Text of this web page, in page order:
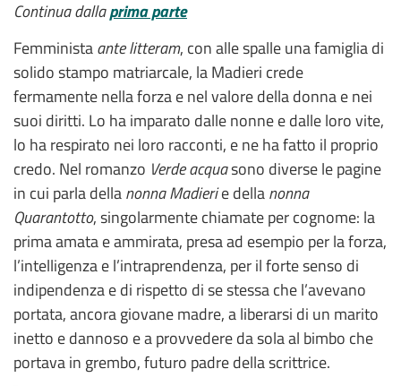
Continua dallaprima parte
Femministaante litteram, con alle spalle una famiglia di
solido stampo matriarcale, la Madieri crede
fermamente nella forza e nel valore della donna e nei
suoi diritti. Lo ha imparato dalle nonne e dalle loro vite,
lo ha respirato nei loro racconti, e ne ha fatto il proprio
credo. Nel romanzo Verde acquasono diverse le pagine
in cui parla dellanonna Madierie dellanonna
Quarantotto, singolarmente chiamate per cognome: la
prima amata e ammirata, presa ad esempio per la forza,
l’intelligenza e l’intraprendenza, per il forte senso di
indipendenza e di rispetto di se stessa che l’avevano
portata, ancora giovane madre, a liberarsi di un marito
inetto e dannoso e a provvedere da sola al bimbo che
portava in grembo, futuro padre della scrittrice.